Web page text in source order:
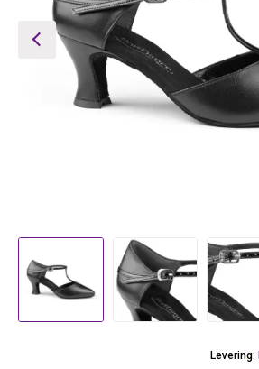
Levering: